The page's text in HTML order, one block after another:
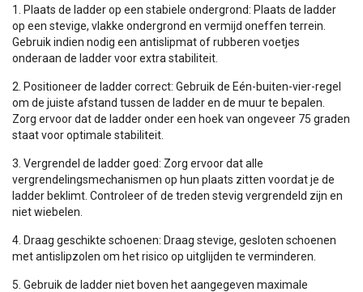
1. Plaats de ladder op een stabiele ondergrond: Plaats de ladder
op een stevige, vlakke ondergrond en vermijd oneffen terrein.
Gebruik indien nodig een antislipmat of rubberen voetjes
onderaan de ladder voor extra stabiliteit.
2. Positioneer de ladder correct: Gebruik de Eén-buiten-vier-regel
om de juiste afstand tussen de ladder en de muur te bepalen.
Zorg ervoor dat de ladder onder een hoek van ongeveer 75 graden
staat voor optimale stabiliteit.
3. Vergrendel de ladder goed: Zorg ervoor dat alle
vergrendelingsmechanismen op hun plaats zitten voordat je de
ladder beklimt. Controleer of de treden stevig vergrendeld zijn en
niet wiebelen.
4. Draag geschikte schoenen: Draag stevige, gesloten schoenen
met antislipzolen om het risico op uitglijden te verminderen.
5. Gebruik de ladder niet boven het aangegeven maximale